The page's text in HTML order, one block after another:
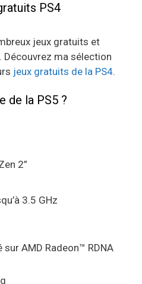
PS4
jeux gratuits et
Découvrez ma sélection
jeux gratuits de la PS4.
de la PS5 ?
2”
3.5 GHz
AMD Radeon™ RDNA